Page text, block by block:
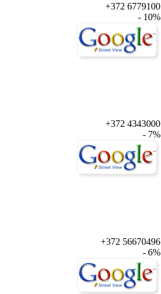
+372 6779100
- 10%
+372 4343000
- 7%
+372 56670496
- 6%